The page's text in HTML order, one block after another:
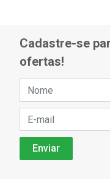
Cadastre-se
ofertas!